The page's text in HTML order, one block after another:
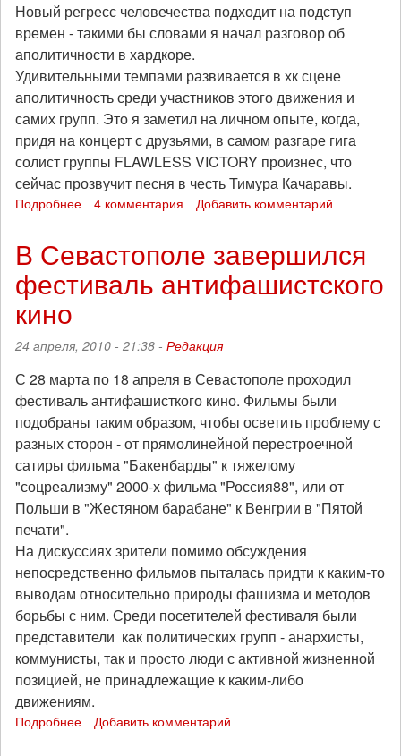
области
Новый регресс человечества подходит на подступ
времен - такими бы словами я начал разговор об
аполитичности в хардкоре.
Удивительными темпами развивается в хк сцене
аполитичность среди участников этого движения и
самих групп. Это я заметил на личном опыте, когда,
придя на концерт с друзьями, в самом разгаре гига
солист группы FLAWLESS VICTORY произнес, что
сейчас прозвучит песня в честь Тимура Качаравы.
Подробнее 4 комментария Добавить комментарий
В Севастополе завершился
фестиваль антифашистского
кино
24 апреля, 2010 - 21:38 - Редакция
С 28 марта по 18 апреля в Севастополе проходил
фестиваль антифашисткого кино. Фильмы были
подобраны таким образом, чтобы осветить проблему с
разных сторон - от прямолинейной перестроечной
сатиры фильма "Бакенбарды" к тяжелому
"соцреализму" 2000-х фильма "Россия88", или от
Польши в "Жестяном барабане" к Венгрии в "Пятой
печати".
На дискуссиях зрители помимо обсуждения
непосредственно фильмов пыталась придти к каким-то
выводам относительно природы фашизма и методов
борьбы с ним. Среди посетителей фестиваля были
представители как политических групп - анархисты,
коммунисты, так и просто люди с активной жизненной
позицией, не принадлежащие к каким-либо
движениям.
Подробнее Добавить комментарий